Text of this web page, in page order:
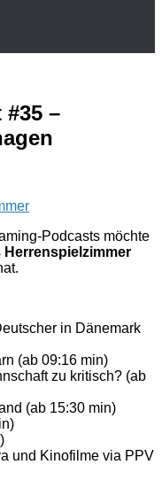
–
Podcasts möchte
Herrenspielzimmer
in Dänemark
(ab 09:16 min)
zu kritisch? (ab
(ab 15:30 min)
und Kinofilme via PPV